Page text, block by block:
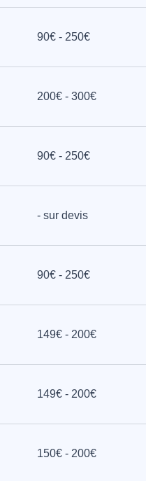
90€ - 250€
200€ - 300€
90€ - 250€
- sur devis
90€ - 250€
149€ - 200€
149€ - 200€
150€ - 200€